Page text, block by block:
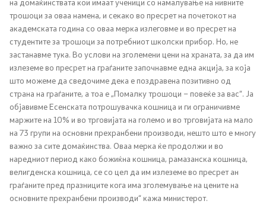
трошоци за оваа намена, и секако во пресрет на почетокот на
академската година со оваа мерка излеговме и во пресрет на
студентите за трошоци за потребниот школски прибор. Но, не
застанавме тука. Во услови на зголемени цени на храната, за да им
излеземе во пресрет на граѓаните започнавме една акција, за која
што можеме да сведочиме дека е поздравена позитивно од
страна на граѓаните, а тоа е „Помалку трошоци – повеќе за вас“. Ја
објавивме Есенската потрошувачка кошница и ги ограничивме
маржите на 10% и во трговијата на големо и во трговијата на мало
на 73 групи на основни прехранбени производи, нешто што е многу
важно за сите домаќинства. Оваа мерка ќе продолжи и во
наредниот период како божиќна кошница, рамазанска кошница,
велигденска кошница, се со цел да им излеземе во пресрет ан
граѓаните пред празниците кога има зголемување на цените на
основните прехранбени производи“ кажа министерот.